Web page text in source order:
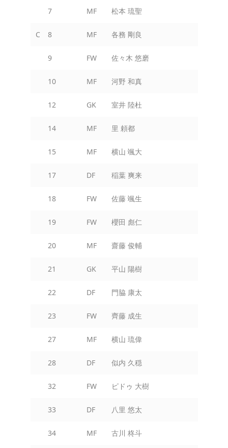
7 MF 松本 琉聖
C 8 MF 各務 剛良
9 FW 佐々木 悠磨
10 MF 河野 和真
12 GK 室井 陸杜
14 MF 里 頼都
15 MF 横山 颯大
17 DF 稲葉 爽来
18 FW 佐藤 颯生
19 FW 櫻田 彪仁
20 MF 齋藤 俊輔
21 GK 平山 陽樹
22 DF 門脇 康太
23 FW 齊藤 成生
27 MF 横山 琉偉
28 DF 似内 久穏
32 FW ピドゥ 大樹
33 DF 八里 悠太
34 MF 古川 柊斗